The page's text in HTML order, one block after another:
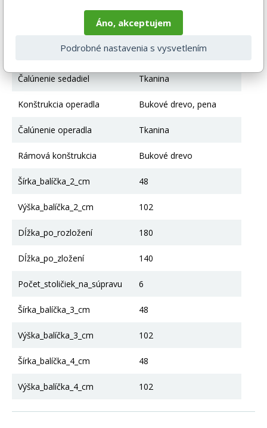
41
Konštrukcia sedadla Pena, Nábytková doska
Čalúnenie sedadiel Tkanina
Konštrukcia operadla Bukové drevo, pena
Čalúnenie operadla Tkanina
Rámová konštrukcia Bukové drevo
Šírka_balíčka_2_cm 48
Výška_balíčka_2_cm 102
Dĺžka_po_rozložení 180
Dĺžka_po_zložení 140
Počet_stoličiek_na_súpravu 6
Šírka_balíčka_3_cm 48
Výška_balíčka_3_cm 102
Šírka_balíčka_4_cm 48
Výška_balíčka_4_cm 102
Áno, akceptujem
Podrobné nastavenia s vysvetlením